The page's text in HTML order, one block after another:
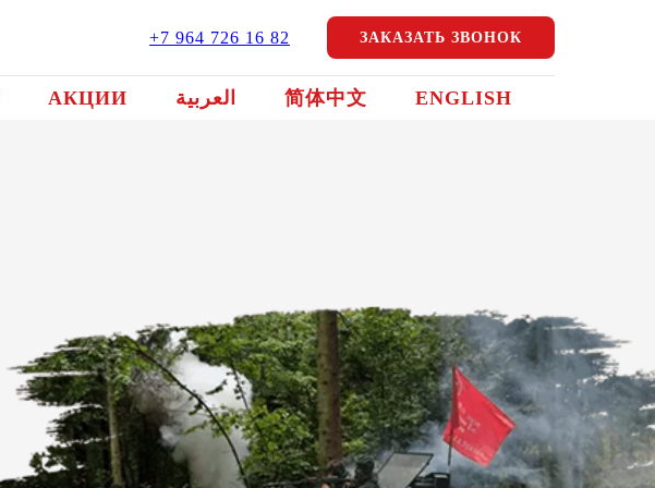
+7 964 726 16 82 ЗАКАЗАТЬ ЗВОНОК
АКЦИИ العربية 简体中文 ENGLISH